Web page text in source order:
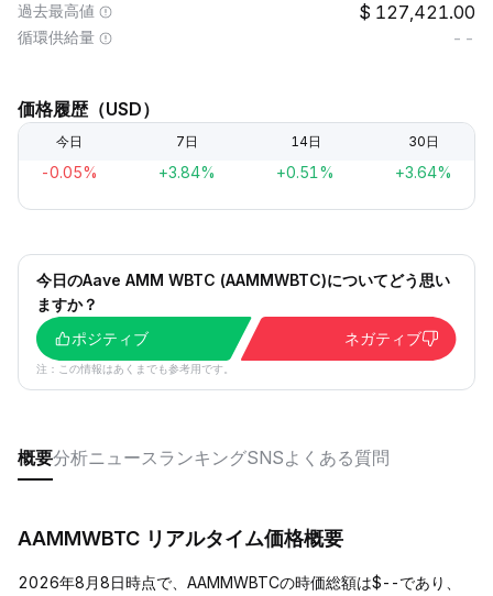
過去最高値 127,421.00
循環供給量 --
価格履歴（USD）
今日 7日 14日 30日
-0.05% +3.84% +0.51% +3.64%
今日のAave AMM WBTC (AAMMWBTC)についてどう思い
ますか？
ポジティブ
ネガティブ
注：この情報はあくまでも参考用です。
概要分析ニュース ランキングSNSよくある質問
AAMMWBTC リアルタイム価格概要
2026年8月8日時点で、AAMMWBTCの時価総額は$--であり、